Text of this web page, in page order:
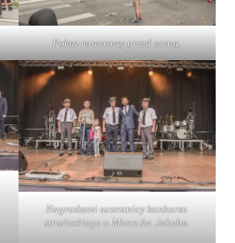
Pokaz rowerowy przed sceną.
Nagrodzeni uczestnicy konkursu
strzeleckiego o Miecz św. Jakuba.